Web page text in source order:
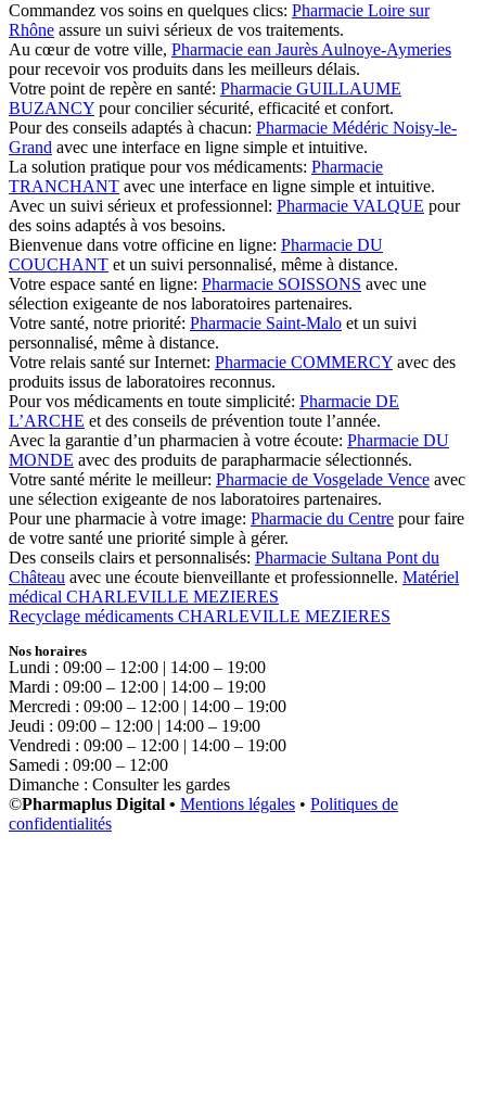
Commandez vos soins en quelques clics: Pharmacie Loire sur
Rhône assure un suivi sérieux de vos traitements.
Au cœur de votre ville, Pharmacie ean Jaurès Aulnoye-Aymeries
pour recevoir vos produits dans les meilleurs délais.
Votre point de repère en santé: Pharmacie GUILLAUME
BUZANCY pour concilier sécurité, efficacité et confort.
Pour des conseils adaptés à chacun: Pharmacie Médéric Noisy-le-
Grand avec une interface en ligne simple et intuitive.
La solution pratique pour vos médicaments: Pharmacie
TRANCHANT avec une interface en ligne simple et intuitive.
Avec un suivi sérieux et professionnel: Pharmacie VALQUE pour
des soins adaptés à vos besoins.
Bienvenue dans votre officine en ligne: Pharmacie DU
COUCHANT et un suivi personnalisé, même à distance.
Votre espace santé en ligne: Pharmacie SOISSONS avec une
sélection exigeante de nos laboratoires partenaires.
Votre santé, notre priorité: Pharmacie Saint-Malo et un suivi
personnalisé, même à distance.
Votre relais santé sur Internet: Pharmacie COMMERCY avec des
produits issus de laboratoires reconnus.
Pour vos médicaments en toute simplicité: Pharmacie DE
L’ARCHE et des conseils de prévention toute l’année.
Avec la garantie d’un pharmacien à votre écoute: Pharmacie DU
MONDE avec des produits de parapharmacie sélectionnés.
Votre santé mérite le meilleur: Pharmacie de Vosgelade Vence avec
une sélection exigeante de nos laboratoires partenaires.
Pour une pharmacie à votre image: Pharmacie du Centre pour faire
de votre santé une priorité simple à gérer.
Des conseils clairs et personnalisés: Pharmacie Sultana Pont du
Château avec une écoute bienveillante et professionnelle. Matériel
médical CHARLEVILLE MEZIERES
Recyclage médicaments CHARLEVILLE MEZIERES
Nos horaires
Lundi : 09:00 – 12:00 | 14:00 – 19:00
Mardi : 09:00 – 12:00 | 14:00 – 19:00
Mercredi : 09:00 – 12:00 | 14:00 – 19:00
Jeudi : 09:00 – 12:00 | 14:00 – 19:00
Vendredi : 09:00 – 12:00 | 14:00 – 19:00
Samedi : 09:00 – 12:00
Dimanche : Consulter les gardes
©Pharmaplus Digital • Mentions légales • Politiques de
confidentialités